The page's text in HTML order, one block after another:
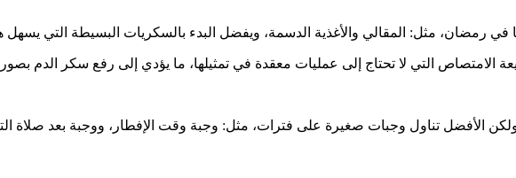
في رمضان، مثل: المقالي والأغذية الدسمة، ويفضل البدء بالسكريات البسيطة التي
الامتصاص التي لا تحتاج إلى عمليات معقدة في تمثيلها، ما يؤدي إلى رفع سكر الدم
الأفضل تناول وجبات صغيرة على فترات، مثل: وجبة وقت الإفطار، ووجبة بعد صلاة